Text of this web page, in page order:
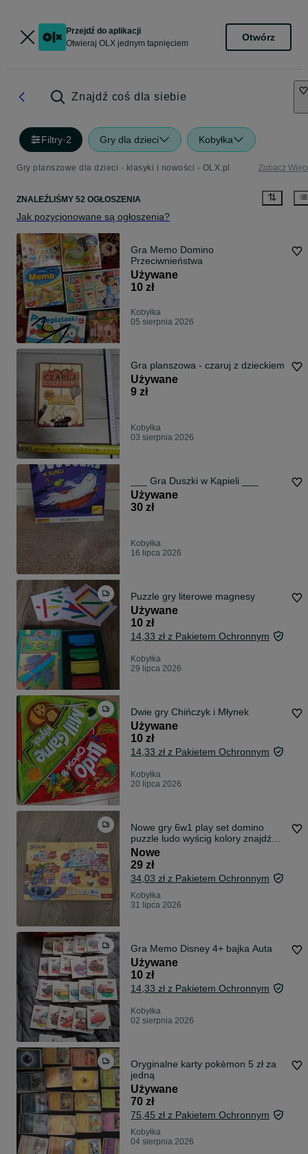
Przejdź do aplikacji
Otwieraj OLX jednym tapnięciem
Otwórz
Znajdź coś dla siebie
Filtry·2 Gry dla dzieci Kobyłka
Gry planszowe dla dzieci - klasyki i nowości - OLX.pl Zobacz
ZNALEŹLIŚMY 52 OGŁOSZENIA
Jak pozycjonowane są ogłoszenia?
Gra Memo Domino
Przeciwnieństwa
Używane
10 zł
Kobyłka
05 sierpnia 2026
Gra planszowa - czaruj z dzieckiem
Używane
9 zł
Kobyłka
03 sierpnia 2026
___ Gra Duszki w Kąpieli ___
Używane
30 zł
Kobyłka
16 lipca 2026
Puzzle gry literowe magnesy
Używane
10 zł
14,33 zł z Pakietem Ochronnym
Kobyłka
29 lipca 2026
Dwie gry Chińczyk i Młynek
Używane
10 zł
14,33 zł z Pakietem Ochronnym
Kobyłka
20 lipca 2026
Nowe gry 6w1 play set domino
puzzle ludo wyścig kolory znajdź
postać wiek 3+ Stitch Disney Trefl
Nowe
29 zł
34,03 zł z Pakietem Ochronnym
Kobyłka
31 lipca 2026
Gra Memo Disney 4+ bajka Auta
Używane
10 zł
14,33 zł z Pakietem Ochronnym
Kobyłka
02 sierpnia 2026
Oryginalne karty pokèmon 5 zł za
jedną
Używane
70 zł
75,45 zł z Pakietem Ochronnym
Kobyłka
04 sierpnia 2026